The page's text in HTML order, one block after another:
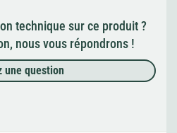
technique sur ce produit ?
nous vous répondrons !
une question